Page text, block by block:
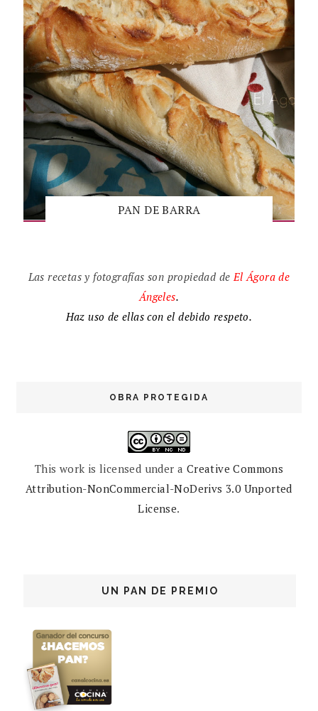
PAN DE BARRA
Las recetas y fotografías son propiedad deElÁgora de
Ángeles.
Haz uso de ellas con el debido respeto.
OBRA PROTEGIDA
This work is licensed under a Creative Commons
Attribution-NonCommercial-NoDerivs 3.0 Unported
License.
UN PAN DE PREMIO